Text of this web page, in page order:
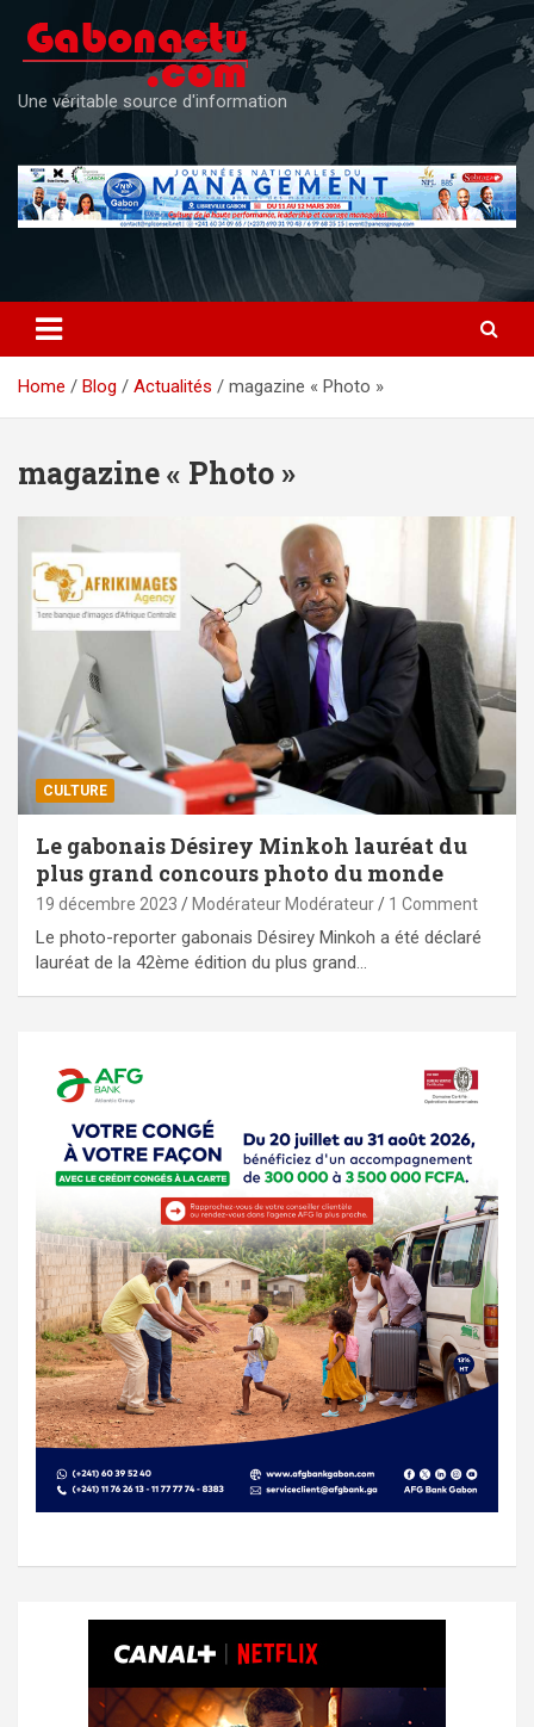
content
Une véritable source d'information
Home Blog Actualités magazine « Photo »
magazine « Photo »
CULTURE
Le gabonais Désirey Minkoh lauréat du
plus grand concours photo du monde
19 décembre 2023 Modérateur Modérateur 1 Comment
Le photo-reporter gabonais Désirey Minkoh a été déclaré
lauréat de la 42ème édition du plus grand…